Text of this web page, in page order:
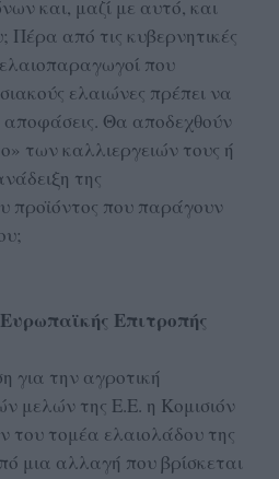
και, μαζί με αυτό, και
από τις κυβερνητικές
που
ελαιώνες πρέπει να
αποφάσεις. Θα αποδεχθούν
των καλλιεργειών τους ή
της
προϊόντος που παράγουν
Ευρωπαϊκής Επιτροπής
για την αγροτική
μελών της Ε.Ε. η Κομισιόν
του τομέα ελαιολάδου της
μια αλλαγή που βρίσκεται